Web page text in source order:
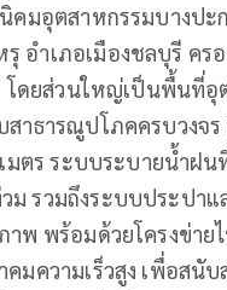
คมอุตสาหกรรมบางปะ
รุ อำเภอเมืองชลบุรี ค
โดยส่วนใหญ่เป็นพื้นที่อุ
สาธารณูปโภคครบวงจ
มตร ระบบระบายน้ำฝ
ม รวมถึงระบบประปาแ
าพ พร้อมด้วยโครงข่าย
มความเร็วสูง เพื่อสนั